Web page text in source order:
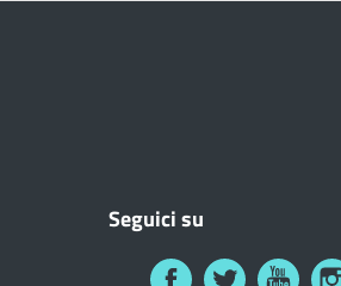
Seguici su